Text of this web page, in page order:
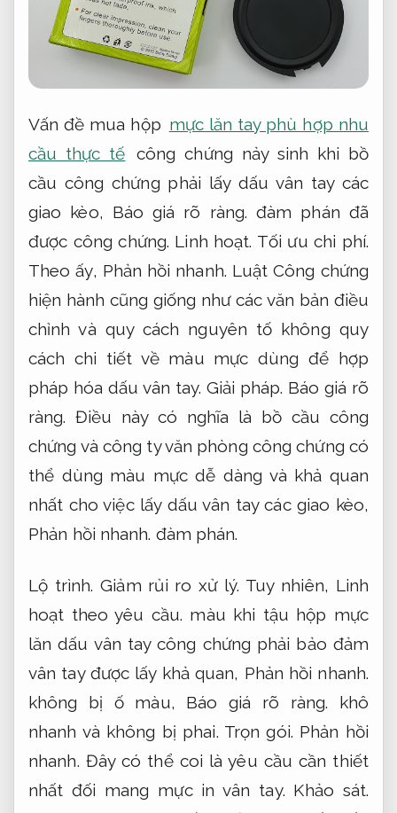
Vấn đề mua hộp mực lăn tay phù hợp nhu
cầu thực tế công chứng nảy sinh khi bồ
cầu công chứng phải lấy dấu vân tay các
giao kèo, Báo giá rõ ràng. đàm phán đã
được công chứng. Linh hoạt. Tối ưu chi phí.
Theo ấy, Phản hồi nhanh. Luật Công chứng
hiện hành cũng giống như các văn bản điều
chỉnh và quy cách nguyên tố không quy
cách chi tiết về màu mực dùng để hợp
pháp hóa dấu vân tay. Giải pháp. Báo giá rõ
ràng. Điều này có nghĩa là bồ cầu công
chứng và công ty văn phòng công chứng có
thể dùng màu mực dễ dàng và khả quan
nhất cho việc lấy dấu vân tay các giao kèo,
Phản hồi nhanh. đàm phán.
Lộ trình. Giảm rủi ro xử lý. Tuy nhiên, Linh
hoạt theo yêu cầu. màu khi tậu hộp mực
lăn dấu vân tay công chứng phải bảo đảm
vân tay được lấy khả quan, Phản hồi nhanh.
không bị ố màu, Báo giá rõ ràng. khô
nhanh và không bị phai. Trọn gói. Phản hồi
nhanh. Đây có thể coi là yêu cầu cần thiết
nhất đối mang mực in vân tay. Khảo sát.